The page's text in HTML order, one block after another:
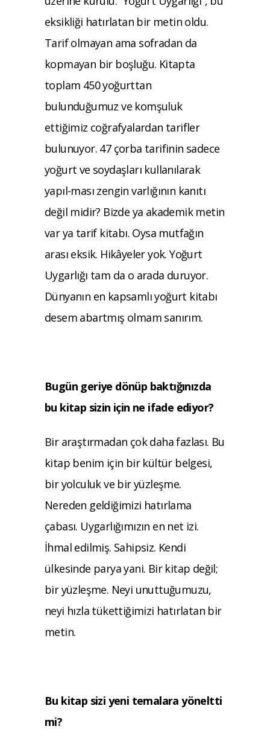
eksikliği hatırlatan bir metin oldu.
Tarif olmayan ama sofradan da
kopmayan bir boşluğu. Kitapta
toplam 450 yoğurttan
bulunduğumuz ve komşuluk
ettiğimiz coğrafyalardan tarifler
bulunuyor. 47 çorba tarifinin sadece
yoğurt ve soydaşları kullanılarak
yapıl-ması zengin varlığının kanıtı
değil midir? Bizde ya akademik metin
var ya tarif kitabı. Oysa mutfağın
arası eksik. Hikâyeler yok. Yoğurt
Uygarlığı tam da o arada duruyor.
Dünyanın en kapsamlı yoğurt kitabı
desem abartmış olmam sanırım.
Bugün geriye dönüp baktığınızda
bu kitap sizin için ne ifade ediyor?
Bir araştırmadan çok daha fazlası. Bu
kitap benim için bir kültür belgesi,
bir yolculuk ve bir yüzleşme.
Nereden geldiğimizi hatırlama
çabası. Uygarlığımızın en net izi.
İhmal edilmiş. Sahipsiz. Kendi
ülkesinde parya yani. Bir kitap değil;
bir yüzleşme. Neyi unuttuğumuzu,
neyi hızla tükettiğimizi hatırlatan bir
metin.
Bu kitap sizi yeni temalara yöneltti
mi?